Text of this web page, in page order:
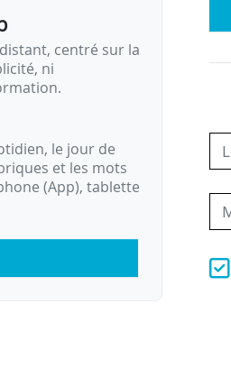
centré sur la
ni
le jour de
et les mots
(App), tablette